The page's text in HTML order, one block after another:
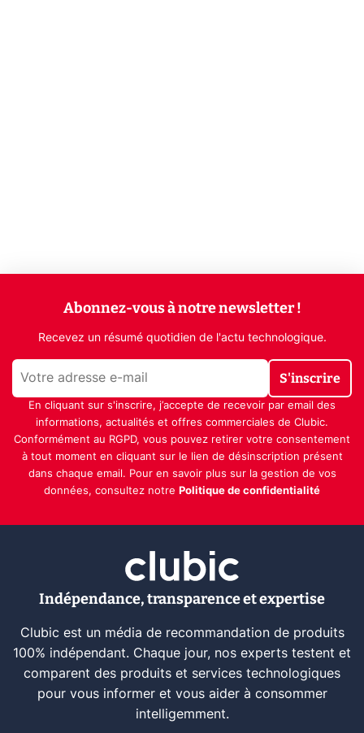
Abonnez-vous à notre newsletter !
Recevez un résumé quotidien de l'actu technologique.
S'inscrire
En cliquant sur s'inscrire, j’accepte de recevoir par email des
informations, actualités et offres commerciales de Clubic.
Conformément au RGPD, vous pouvez retirer votre consentement
à tout moment en cliquant sur le lien de désinscription présent
dans chaque email. Pour en savoir plus sur la gestion de vos
données, consultez notre Politique de confidentialité
Indépendance, transparence et expertise
Clubic est un média de recommandation de produits
100% indépendant. Chaque jour, nos experts testent et
comparent des produits et services technologiques
pour vous informer et vous aider à consommer
intelligemment.